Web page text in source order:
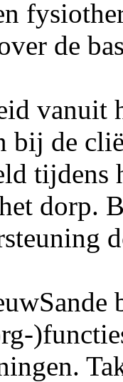
de
vanuit
bij de
dorp.